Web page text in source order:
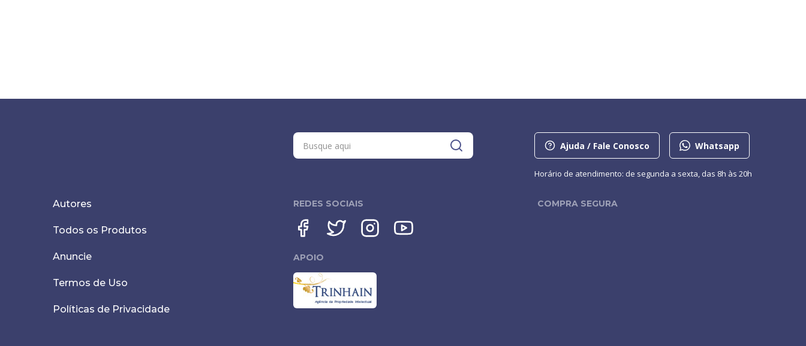
Ajuda / Fale Conosco Whatsapp
Horário de atendimento: de segunda a sexta, das 8h às 20h
Autores
Todos os Produtos
Anuncie
Termos de Uso
Políticas de Privacidade
REDES SOCIAIS
APOIO
COMPRA SEGURA